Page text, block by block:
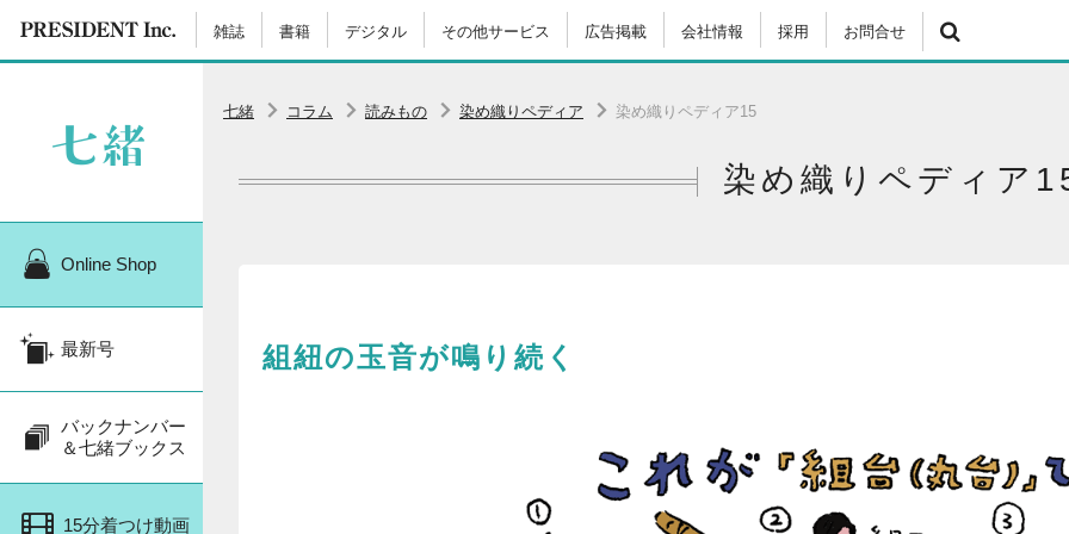
雑誌 書籍 デジタル その他サービス 広告掲載 会社情報 採用 お問合せ
Online Shop
最新号
バックナンバー
＆七緒ブックス
15分着つけ動画
七緒 コラム 読みもの 染め織りペディア 染め織りペディア15
染め織りペディア
組紐の玉音が鳴り続く